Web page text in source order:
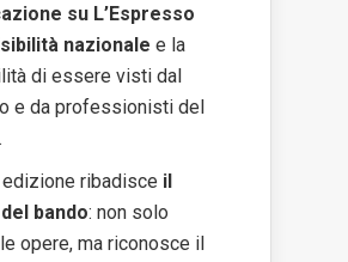
su L’Espresso
nazionale e la
di essere visti dal
e da professionisti del
ribadisce il
bando: non solo
opere, ma riconosce il